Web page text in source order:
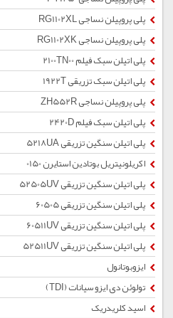
پلی پروپیلن نساجی RG1102XL
پلی پروپیلن نساجی RG1102XK
پلی اتیلن سبک فیلم 2100TN00
پلی اتیلن سبک تزریقی 1922T
پلی پروپیلن نساجی ZH552R
پلی اتیلن سبک فیلم 2420D
پلی اتیلن سنگین تزریقی 5218UA
اکریلونیتریل بوتادین استایرن 0150
پلی اتیلن سنگین تزریقی 52505UV
پلی اتیلن سنگین تزریقی 60505
پلی اتیلن سنگین تزریقی 60511UV
پلی اتیلن سنگین تزریقی 52511UV
ایزوبوتانول
تولوئن دی ایزو سیانات (TDI)
اسید کلریدریک